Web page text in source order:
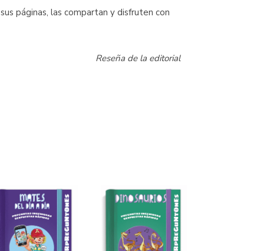
páginas, las compartan y disfruten con
Reseña de la editorial